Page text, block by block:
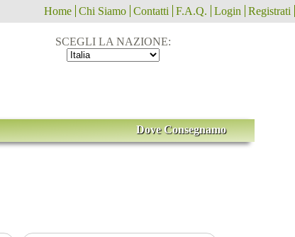
Home Chi Siamo Contatti F.A.Q. Login Registrati
SCEGLI LA NAZIONE:
Dove Consegnamo